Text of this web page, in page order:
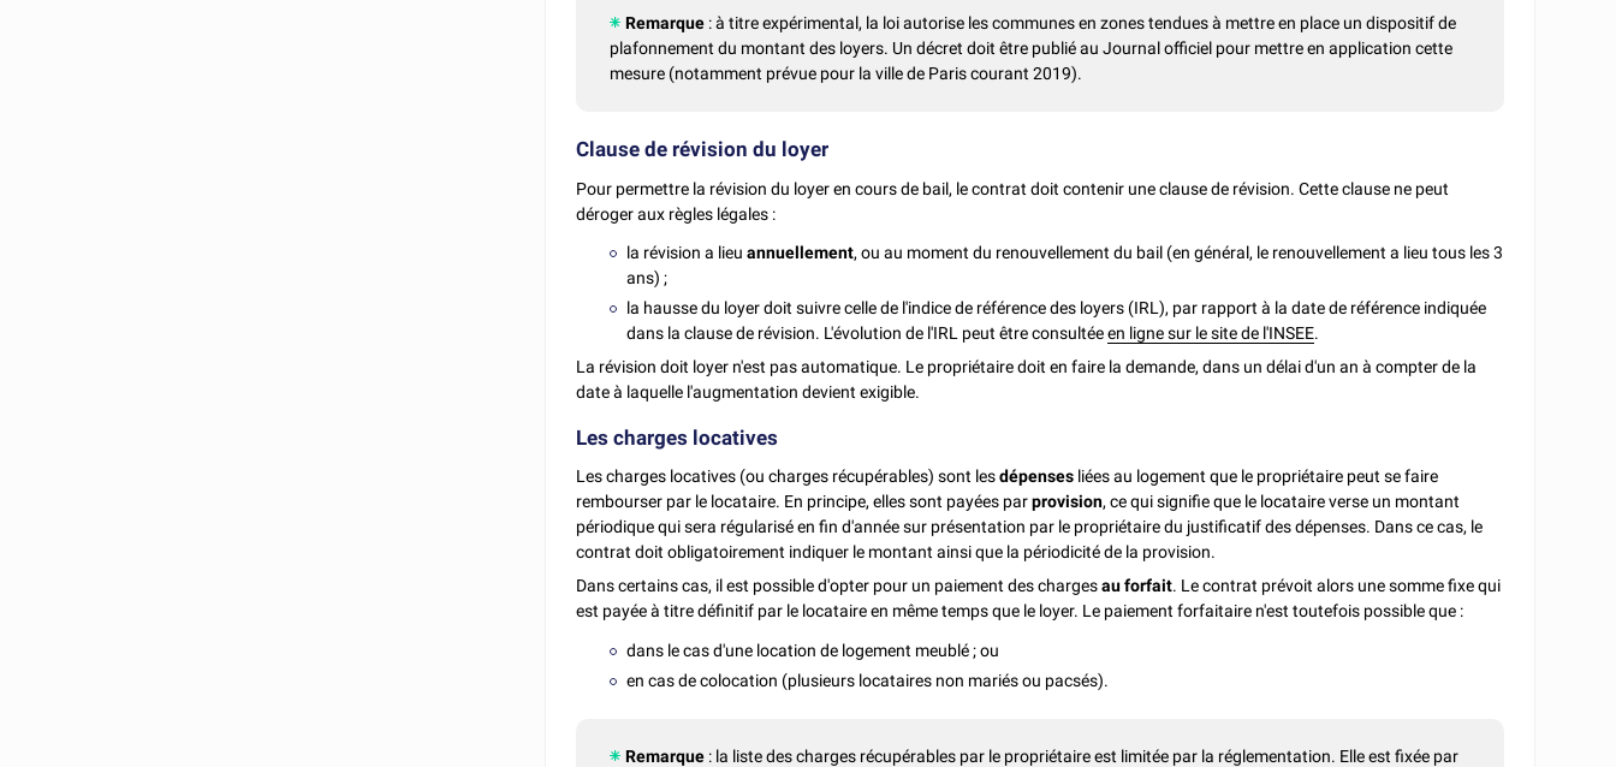
Remarque : à titre expérimental, la loi autorise les communes en zones tendues à mettre en place un dispositif de
plafonnement du montant des loyers. Un décret doit être publié au Journal officiel pour mettre en application cette
mesure (notamment prévue pour la ville de Paris courant 2019).
Clause de révision du loyer
Pour permettre la révision du loyer en cours de bail, le contrat doit contenir une clause de révision. Cette clause ne peut
déroger aux règles légales :
la révision a lieuannuellement, ou au moment du renouvellement du bail (en général, le renouvellement a lieu tous les 3
ans) ;
la hausse du loyer doit suivre celle de l'indice de référence des loyers (IRL), par rapport à la date de référence indiquée
dans la clause de révision. L'évolution de l'IRL peut être consultéeen ligne sur le site de l'INSEE.
La révision doit loyer n'est pas automatique. Le propriétaire doit en faire la demande, dans un délai d'un an à compter de la
date à laquelle l'augmentation devient exigible.
Les charges locatives
Les charges locatives (ou charges récupérables) sont lesdépenses liées au logement que le propriétaire peut se faire
rembourser par le locataire. En principe, elles sont payées parprovision, ce qui signifie que le locataire verse un montant
périodique qui sera régularisé en fin d'année sur présentation par le propriétaire du justificatif des dépenses. Dans ce cas, le
contrat doit obligatoirement indiquer le montant ainsi que la périodicité de la provision.
Dans certains cas, il est possible d'opter pour un paiement des chargesau forfait. Le contrat prévoit alors une somme fixe qui
est payée à titre définitif par le locataire en même temps que le loyer. Le paiement forfaitaire n'est toutefois possible que :
dans le cas d'une location de logement meublé ; ou
en cas de colocation (plusieurs locataires non mariés ou pacsés).
Remarque : la liste des charges récupérables par le propriétaire est limitée par la réglementation. Elle est fixée par